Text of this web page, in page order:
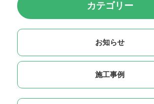
カテゴリー
お知らせ
施工事例